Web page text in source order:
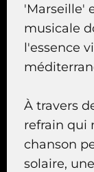
'Marseille'
musicale
l'essence
À travers
refrain qui
chanson
solaire,